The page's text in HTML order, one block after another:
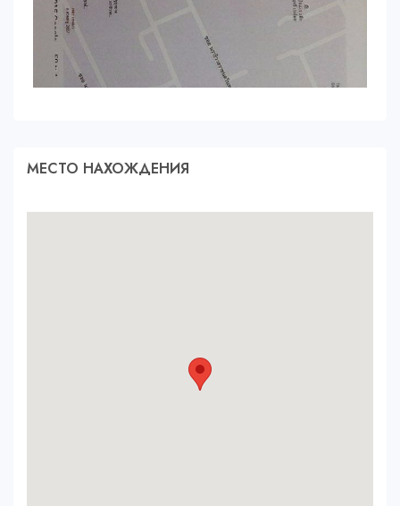
МЕСТО НАХОЖДЕНИЯ